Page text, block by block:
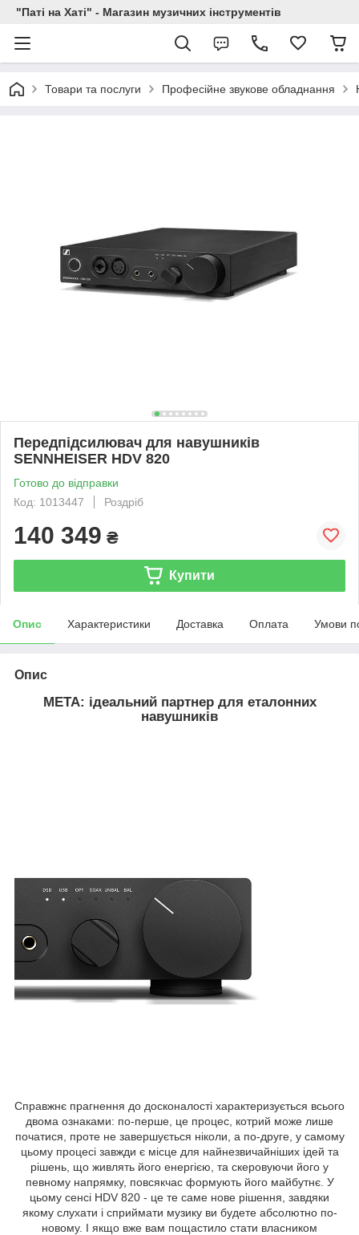
"Паті на Хаті" - Магазин музичних інструментів
Товари та послуги Професійне звукове обладнання
Передпідсилювач для навушників
SENNHEISER HDV 820
Готово до відправки
Код: 1013447
Роздріб
140 349 ₴
Купити
Опис Характеристики Доставка Оплата Умови
Опис
МЕТА: ідеальний партнер для еталонних
навушників
Справжнє прагнення до досконалості характеризується всього
двома ознаками: по-перше, це процес, котрий може лише
початися, проте не завершується ніколи, а по-друге, у самому
цьому процесі завжди є місце для найнезвичайніших ідей та
рішень, що живлять його енергією, та скеровуючи його у
певному напрямку, повсякчас формують його майбутнє. У
цьому сенсі HDV 820 - це те саме нове рішення, завдяки
якому слухати і сприймати музику ви будете абсолютно по-
новому. І якщо вже вам пощастило стати власником